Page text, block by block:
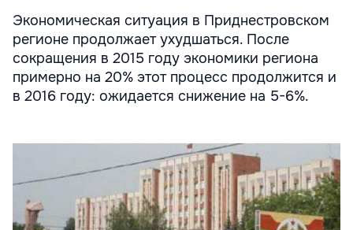
Экономическая ситуация в Приднестровском
регионе продолжает ухудшаться. После
сокращения в 2015 году экономики региона
примерно на 20% этот процесс продолжится и
в 2016 году: ожидается снижение на 5-6%.